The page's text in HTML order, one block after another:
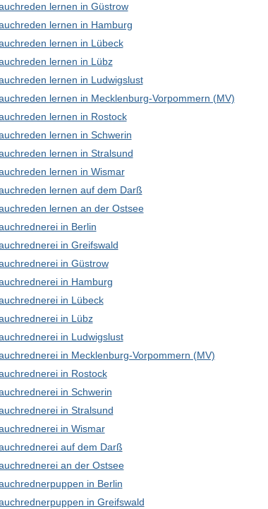
lernen in Güstrow
lernen in Hamburg
lernen in Lübeck
lernen in Lübz
lernen in Ludwigslust
lernen in Mecklenburg-Vorpommern (MV)
lernen in Rostock
lernen in Schwerin
lernen in Stralsund
lernen in Wismar
lernen auf dem Darß
lernen an der Ostsee
in Berlin
in Greifswald
in Güstrow
in Hamburg
in Lübeck
in Lübz
in Ludwigslust
in Mecklenburg-Vorpommern (MV)
in Rostock
in Schwerin
in Stralsund
in Wismar
auf dem Darß
an der Ostsee
in Berlin
in Greifswald